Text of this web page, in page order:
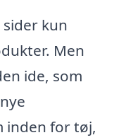
kun
Men
ide, som
inden for tøj,